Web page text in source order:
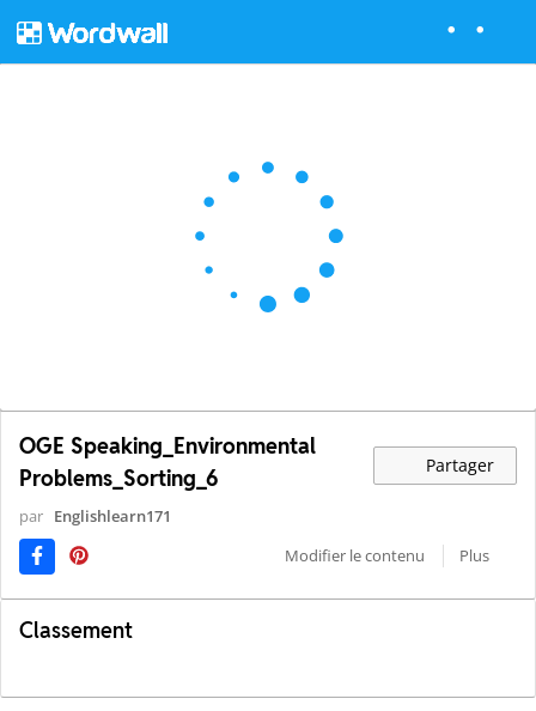
OGE Speaking_Environmental
Problems_Sorting_6
Partager
par Englishlearn171
Modifier le contenu
Plus
Classement